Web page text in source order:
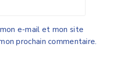
e-mail et mon site
prochain commentaire.